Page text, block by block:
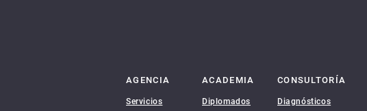
AGENCIA
Servicios
ACADEMIA
Diplomados
CONSULTORÍA
Diagnósticos